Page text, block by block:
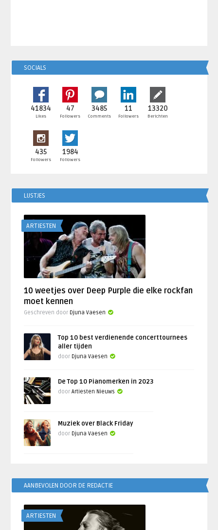
SOCIALS
41834
Likes
47
Followers
3485
Comments
11
Followers
13320
Berichten
435
Followers
1984
Followers
LIJSTJES
ARTIESTEN
10 weetjes over Deep Purple die elke rockfan
moet kennen
Geschreven door Djuna Vaesen
Top 10 best verdienende concerttournees
aller tijden
door Djuna Vaesen
De Top 10 Pianomerken in 2023
doorArtiesten Nieuws
Muziek over Black Friday
door Djuna Vaesen
AANBEVOLEN DOOR DE REDACTIE
ARTIESTEN